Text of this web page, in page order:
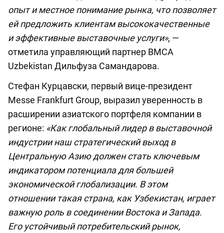
опыт и местное понимание рынка, что позволяет
ей предложить клиентам высококачественные
и эффективные выставочные услуги», —
отметила управляющий партнер BMCA
Uzbekistan Дильфуза Самандарова.
Стефан Курцавски, первый вице-президент
Messe Frankfurt Group, выразил уверенность в
расширении азиатского портфеля компании в
регионе: «Как глобальный лидер в выставочной
индустрии наш стратегический выход в
Центральную Азию должен стать ключевым
индикатором потенциала для большей
экономической глобализации. В этом
отношении такая страна, как Узбекистан, играет
важную роль в соединении Востока и Запада.
Его устойчивый потребительский рынок,